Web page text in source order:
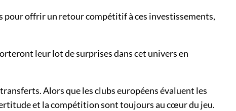
pour offrir un retour compétitif à ces investissements,
leur lot de surprises dans cet univers en
Alors que les clubs européens évaluent les
et la compétition sont toujours au cœur du jeu.